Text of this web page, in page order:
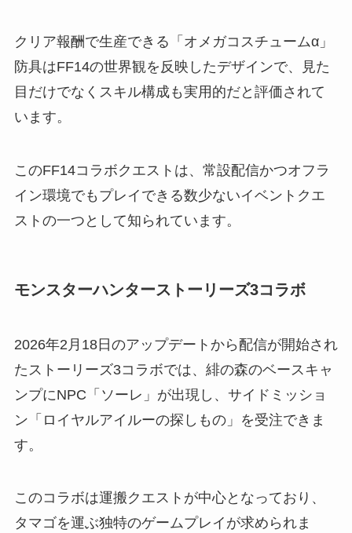
クリア報酬で生産できる「オメガコスチュームα」
防具はFF14の世界観を反映したデザインで、見た
目だけでなくスキル構成も実用的だと評価されて
います。
このFF14コラボクエストは、常設配信かつオフラ
イン環境でもプレイできる数少ないイベントクエ
ストの一つとして知られています。
モンスターハンターストーリーズ3コラボ
2026年2月18日のアップデートから配信が開始され
たストーリーズ3コラボでは、緋の森のベースキャ
ンプにNPC「ソーレ」が出現し、サイドミッショ
ン「ロイヤルアイルーの探しもの」を受注できま
す。
このコラボは運搬クエストが中心となっており、
タマゴを運ぶ独特のゲームプレイが求められま